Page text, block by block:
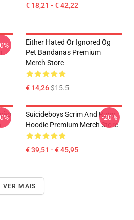
€ 18,21 - € 42,22
Either Hated Or Ignored Og
Pet Bandanas Premium
Merch Store
€ 14,26$15.5
Suicideboys Scrim And Ruby
Hoodie Premium Merch Store
€ 39,51 - € 45,95
-20%
VER MAIS